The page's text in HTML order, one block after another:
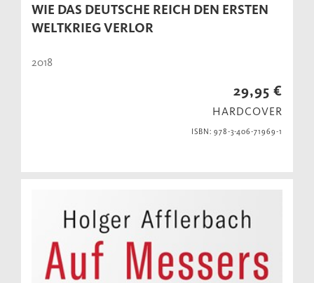
WIE DAS DEUTSCHE REICH DEN ERSTEN
WELTKRIEG VERLOR
2018
29,95 €
HARDCOVER
ISBN: 978-3-406-71969-1